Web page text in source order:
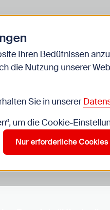
“Kinder”
Ihren Bedüfnissen
die Nutzung unserer
Sie in unserer
um die Cookie-
Nur erforderliche